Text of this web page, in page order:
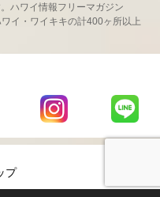
ハワイ情報フリーマガジン
イ・ワイキキの計400ヶ所以上
LaniLani
LaniLani
プ